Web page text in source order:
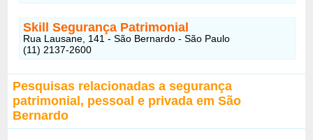
Skill Segurança Patrimonial
Rua Lausane, 141 - São Bernardo - São Paulo
(11) 2137-2600
Pesquisas relacionadas a segurança
patrimonial, pessoal e privada em São
Bernardo